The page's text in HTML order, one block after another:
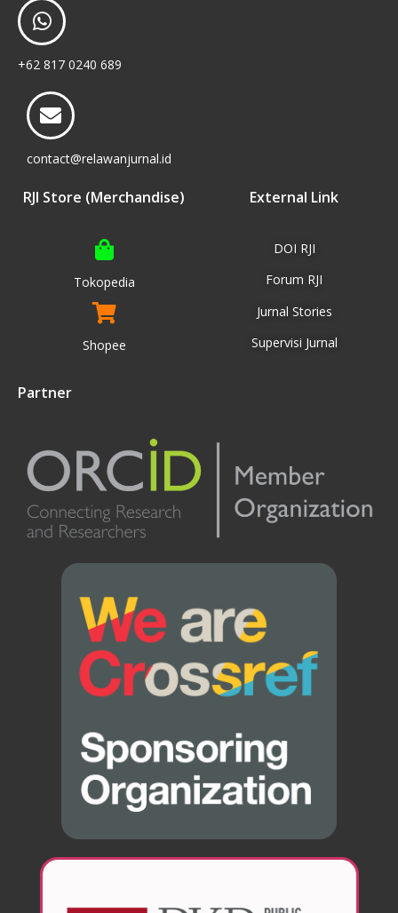
+62 817 0240 689
contact@relawanjurnal.id
RJI Store (Merchandise)
Tokopedia
Shopee
External Link
DOI RJI
Forum RJI
Jurnal Stories
Supervisi Jurnal
Partner